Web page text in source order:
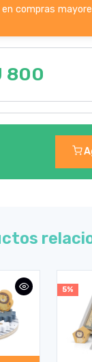
en compras
800
5%